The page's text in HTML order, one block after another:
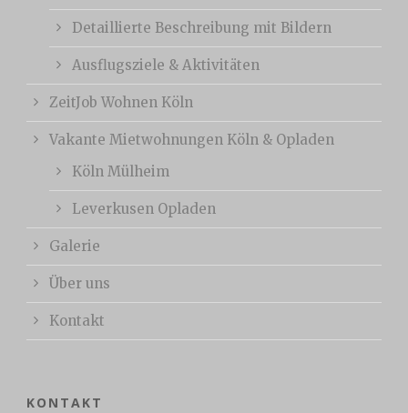
Detaillierte Beschreibung mit Bildern
Ausflugsziele & Aktivitäten
ZeitJob Wohnen Köln
Vakante Mietwohnungen Köln & Opladen
Köln Mülheim
Leverkusen Opladen
Galerie
Über uns
Kontakt
KONTAKT